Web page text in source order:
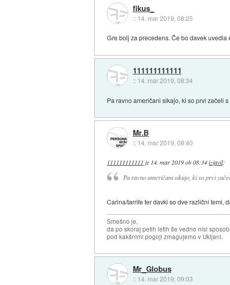
fikus_
:: 14. mar 2019, 08:25
Gre bolj za precedens. Če bo davek
111111111111
:: 14. mar 2019, 08:34
Pa ravno američani sikajo, ki so prvi začeli
Mr.B
:: 14. mar 2019, 08:40
111111111111 je 14. mar 2019 ob 08:34 izjavil:
Pa ravno američani sikajo, ki so prvi
Carina/tarrife ter davki so dve različni temi,
Smešno je,
da po skoraj petih letih še vedno nisi
pod kakšnimi pogoji zmagujemo v Ukljani.
Mr_Globus
:: 14. mar 2019, 09:03